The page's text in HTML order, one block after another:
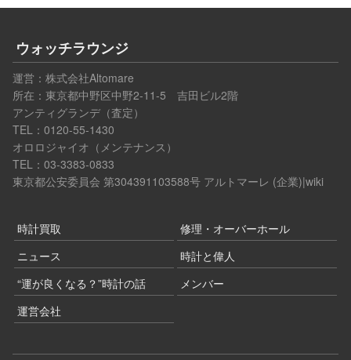
ウォッチラウンジ
運営： 株式会社Altomare
所在：東京都中野区中野2-11-5 吉田ビル2階
アンティグランデ（査定）
TEL：0120-55-1430
オロロジャイオ（メンテナンス）
TEL：03-3383-0833
東京都公安委員会 第304391103588号 アルトマーレ (企業)|wiki
時計買取
修理・オーバーホール
ニュース
時計と偉人
“運が良くなる？”時計の話
メンバー
運営会社